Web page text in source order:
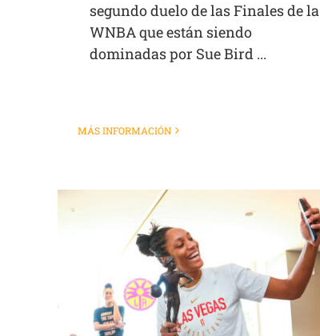
segundo duelo de las Finales de la
WNBA que están siendo
dominadas por Sue Bird ...
MÁS INFORMACIÓN